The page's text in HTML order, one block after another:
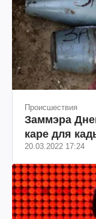
Происшествия
Заммэра
каре для
20.03.2022 17:24